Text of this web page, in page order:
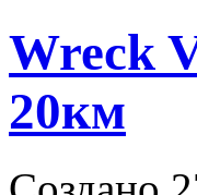
Wreck
20км